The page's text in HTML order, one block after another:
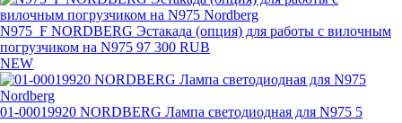
N975_F NORDBERG Эстакада (опция) для работы с вилочным
погрузчиком на N975 97 300 RUB
NEW
01-00019920 NORDBERG Лампа светодиодная для N975 5